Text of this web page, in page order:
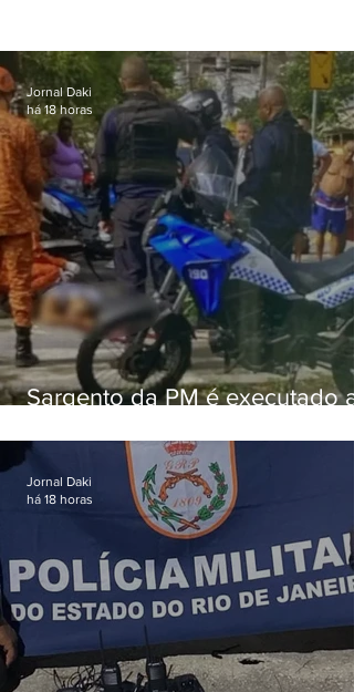
Sargento da PM é executado a
em Vaz Lobo
Jornal Daki
há 18 horas
Jornal Daki
há 18 horas